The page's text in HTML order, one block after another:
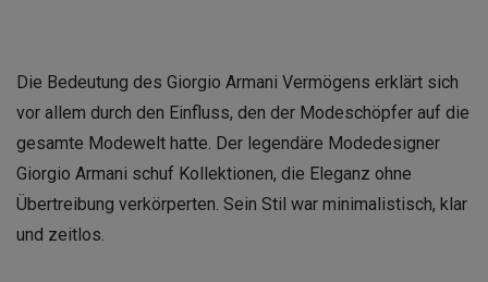
Die Bedeutung des Giorgio Armani Vermögens erklärt sich
vor allem durch den Einfluss, den der Modeschöpfer auf die
gesamte Modewelt hatte. Der legendäre Modedesigner
Giorgio Armani schuf Kollektionen, die Eleganz ohne
Übertreibung verkörperten. Sein Stil war minimalistisch, klar
und zeitlos.